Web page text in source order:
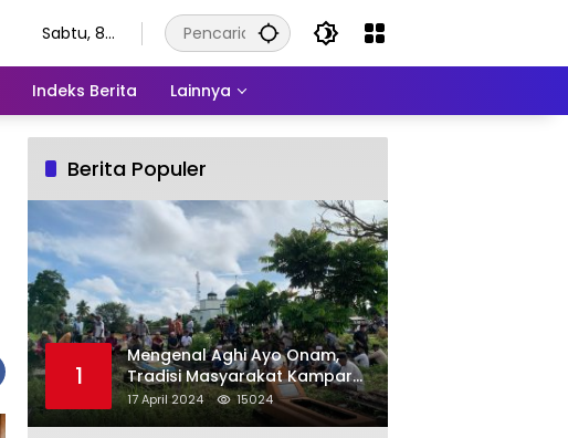
Sabtu, 8
2026
Indeks Berita Lainnya
Berita Populer
1
Mengenal Aghi Ayo Onam,
Tradisi Masyarakat Kampar
Setelah Hari Raya Idul Fitri
17 April 2024 15024